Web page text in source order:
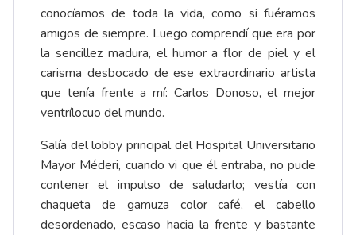
conocíamos de toda la vida, como si fuéramos
amigos de siempre. Luego comprendí que era por
la sencillez madura, el humor a flor de piel y el
carisma desbocado de ese extraordinario artista
que tenía frente a mí: Carlos Donoso, el mejor
ventrílocuo del mundo.
Salía del lobby principal del Hospital Universitario
Mayor Méderi, cuando vi que él entraba, no pude
contener el impulso de saludarlo; vestía con
chaqueta de gamuza color café, el cabello
desordenado, escaso hacia la frente y bastante